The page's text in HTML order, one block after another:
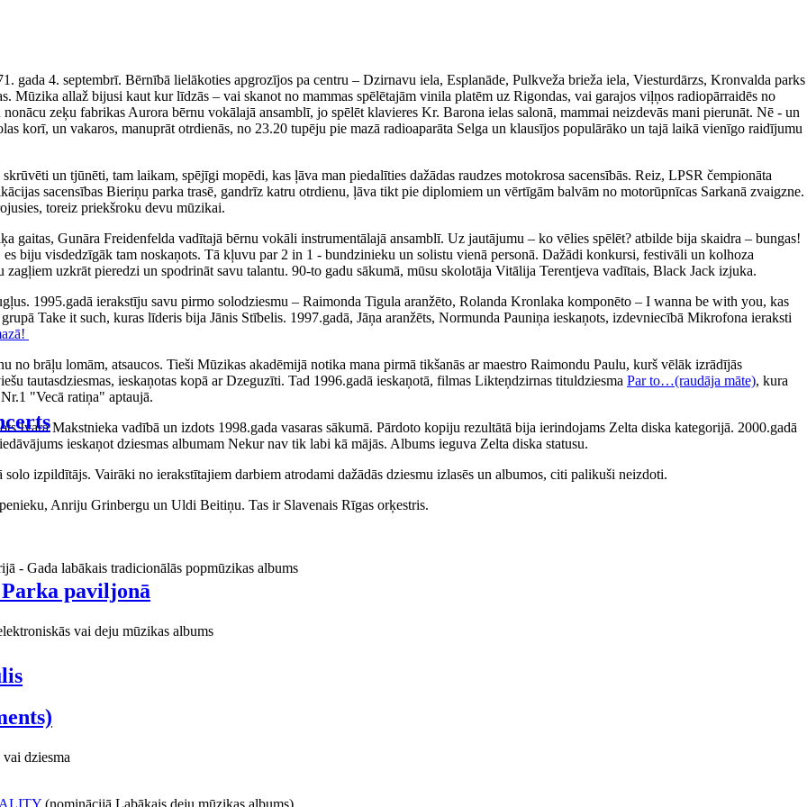
paviljonā
gada 4. septembrī. Bērnībā lielākoties apgrozījos pa centru – Dzirnavu iela, Esplanāde, Pulkveža brieža iela, Viesturdārzs, Kronvalda parks
Mūzika allaž bijusi kaut kur līdzās – vai skanot no mammas spēlētajām vinila platēm uz Rigondas, vai garajos viļņos radiopārraidēs no
zeķu fabrikas Aurora bērnu vokālajā ansamblī, jo spēlēt klavieres Kr. Barona ielas salonā, mammai neizdevās mani pierunāt. Nē - un
korī, un vakaros, manuprāt otrdienās, no 23.20 tupēju pie mazā radioaparāta Selga un klausījos populārāko un tajā laikā vienīgo raidījumu
un tjūnēti, tam laikam, spējīgi mopēdi, kas ļāva man piedalīties dažādas raudzes motokrosa sacensībās. Reiz, LPSR čempionāta
sacensības Bieriņu parka trasē, gandrīz katru otrdienu, ļāva tikt pie diplomiem un vērtīgām balvām no motorūpnīcas Sarkanā zvaigzne.
toreiz priekšroku devu mūzikai.
gaitas, Gunāra Freidenfelda vadītajā bērnu vokāli instrumentālajā ansamblī. Uz jautājumu – ko vēlies spēlēt? atbilde bija skaidra – bungas!
biju visdedzīgāk tam noskaņots. Tā kļuvu par 2 in 1 - bundzinieku un solistu vienā personā. Dažādi konkursi, festivāli un kolhoza
uzkrāt pieredzi un spodrināt savu talantu. 90-to gadu sākumā, mūsu skolotāja Vitālija Terentjeva vadītais, Black Jack izjuka.
1995.gadā ierakstīju savu pirmo solodziesmu – Raimonda Tigula aranžēto, Rolanda Kronlaka komponēto – I wanna be with you, kas
Take it such, kuras līderis bija Jānis Stībelis. 1997.gadā, Jāņa aranžēts, Normunda Pauniņa ieskaņots, izdevniecībā Mikrofona ieraksti
brāļu lomām, atsaucos. Tieši Mūzikas akadēmijā notika mana pirmā tikšanās ar maestro Raimondu Paulu, kurš vēlāk izrādījās
tautasdziesmas, ieskaņotas kopā ar Dzeguzīti. Tad 1996.gadā ieskaņotā, filmas Likteņdzirnas tituldziesma Par to…(raudāja māte), kura
"Vecā ratiņa" aptaujā.
Ivara Makstnieka vadībā un izdots 1998.gada vasaras sākumā. Pārdoto kopiju rezultātā bija ierindojams Zelta diska kategorijā. 2000.gadā
ieskaņot dziesmas albumam Nekur nav tik labi kā mājās. Albums ieguva Zelta diska statusu.
izpildītājs. Vairāki no ierakstītajiem darbiem atrodami dažādās dziesmu izlasēs un albumos, citi palikuši neizdoti.
Anriju Grinbergu un Uldi Beitiņu. Tas ir Slavenais Rīgas orķestris.
- Gada labākais tradicionālās popmūzikas albums
vai deju mūzikas albums
dziesma
(nominācijā Labākais deju mūzikas albums)